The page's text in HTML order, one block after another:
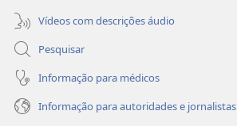
Vídeos com descrições áudio
Pesquisar
Informação para médicos
Informação para autoridades e jornalistas